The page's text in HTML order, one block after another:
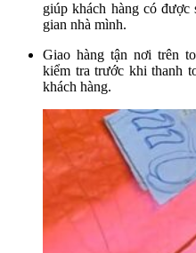
giúp khách hàng có
gian nhà mình.
Giao hàng tận nơi trên
kiểm tra trước khi thanh
khách hàng.